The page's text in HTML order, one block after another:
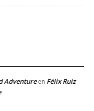
Adventureen Félix Ruiz